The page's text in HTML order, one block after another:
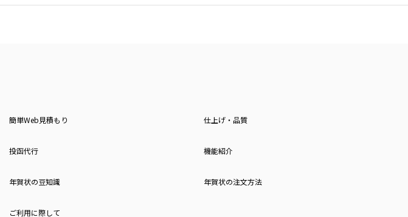
簡単Web見積もり 仕上げ・品質
投函代行 機能紹介
年賀状の豆知識 年賀状の注文方法
ご利用に際して